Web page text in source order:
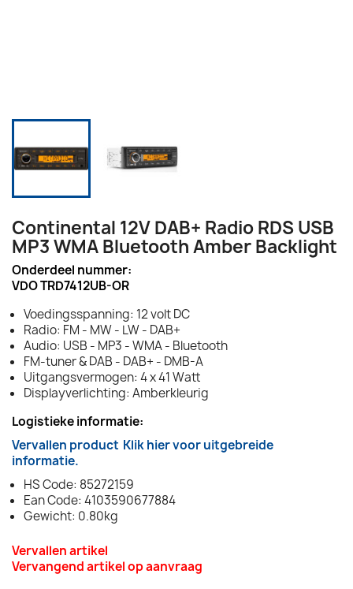
Continental 12V DAB+ Radio RDS USB
MP3 WMA Bluetooth Amber Backlight
Onderdeel nummer:
VDO TRD7412UB-OR
Voedingsspanning: 12 volt DC
Radio: FM - MW - LW - DAB+
Audio: USB - MP3 - WMA - Bluetooth
FM-tuner & DAB - DAB+ - DMB-A
Uitgangsvermogen: 4 x 41 Watt
Displayverlichting: Amberkleurig
Logistieke informatie:
Vervallen product Klik hier voor uitgebreide
informatie.
HS Code: 85272159
Ean Code: 4103590677884
Gewicht: 0.80kg
Vervallen artikel
Vervangend artikel op aanvraag